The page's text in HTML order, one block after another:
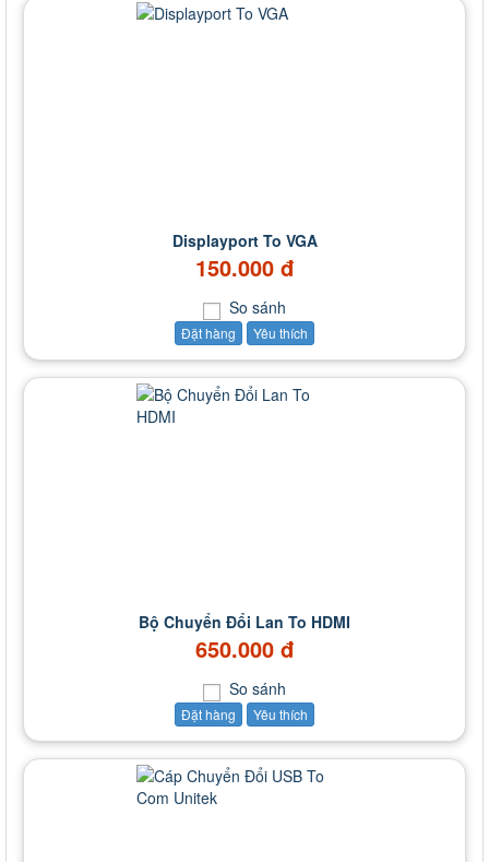
Displayport To VGA
150.000 đ
So sánh
Đặt hàng Yêu thích
Bộ Chuyển Đổi Lan To HDMI
650.000 đ
So sánh
Đặt hàng Yêu thích